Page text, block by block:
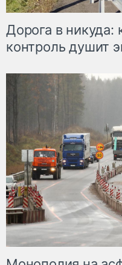
Дорога в никуда:
контроль душит